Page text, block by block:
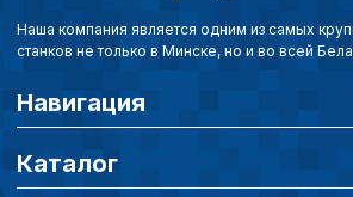
Наша компания является одним из самых
станков не только в Минске, но и во всей
Навигация
Каталог